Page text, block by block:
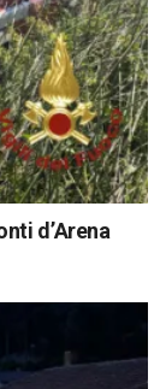
d’Arena